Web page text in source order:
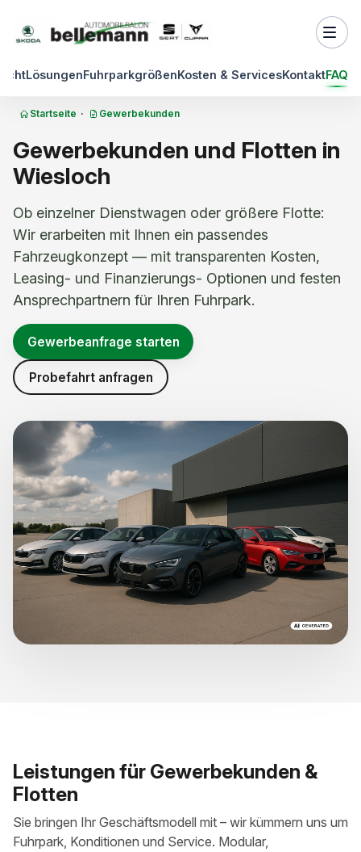
LösungenFuhrparkgrößenKosten & ServicesKontaktFAQ
Startseite · Gewerbekunden
Gewerbekunden und Flotten in
Wiesloch
Ob einzelner Dienstwagen oder größere Flotte:
Wir erarbeiten mit Ihnen ein passendes
Fahrzeugkonzept — mit transparenten Kosten,
Leasing- und Finanzierungs- Optionen und festen
Ansprechpartnern für Ihren Fuhrpark.
Gewerbeanfrage starten
Probefahrt anfragen
Leistungen für Gewerbekunden &
Flotten
Sie bringen Ihr Geschäftsmodell mit – wir kümmern uns um
Fuhrpark, Konditionen und Service. Modular,